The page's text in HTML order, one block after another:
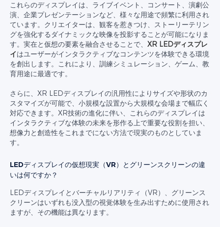
これらのディスプレイは、ライブイベント、コンサート、演劇公
演、企業プレゼンテーションなど、様々な用途で頻繁に利用され
ています。クリエイターは、観客を惹きつけ、ストーリーテリン
グを強化するダイナミックな映像を投影することが可能になりま
す。実在と仮想の要素を融合させることで、 XR LEDディスプレ
イはユーザーがインタラクティブなコンテンツを体験できる環境
を創出します。これにより、訓練シミュレーション、ゲーム、教
育用途に最適です。
さらに、XR LEDディスプレイの汎用性によりサイズや形状のカ
スタマイズが可能で、小規模な設置から大規模な会場まで幅広く
対応できます。XR技術の進化に伴い、これらのディスプレイは
インタラクティブな体験の未来を形作る上で重要な役割を担い、
想像力と創造性をこれまでにない方法で現実のものとしていま
す。
LEDディスプレイの仮想現実（VR）とグリーンスクリーンの違
いは何ですか？
LEDディスプレイとバーチャルリアリティ（VR）、グリーンス
クリーンはいずれも没入型の視覚体験を生み出すために使用され
ますが、その機能は異なります。